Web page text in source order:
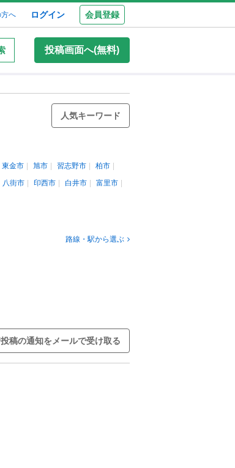
へ ログイン 会員登録
投稿画面へ(無料)
人気キーワード
東金市 旭市 習志野市
柏市
八街市 印西市 白井市
富里市
路線・駅から選ぶ
稿の通知をメールで受け取る